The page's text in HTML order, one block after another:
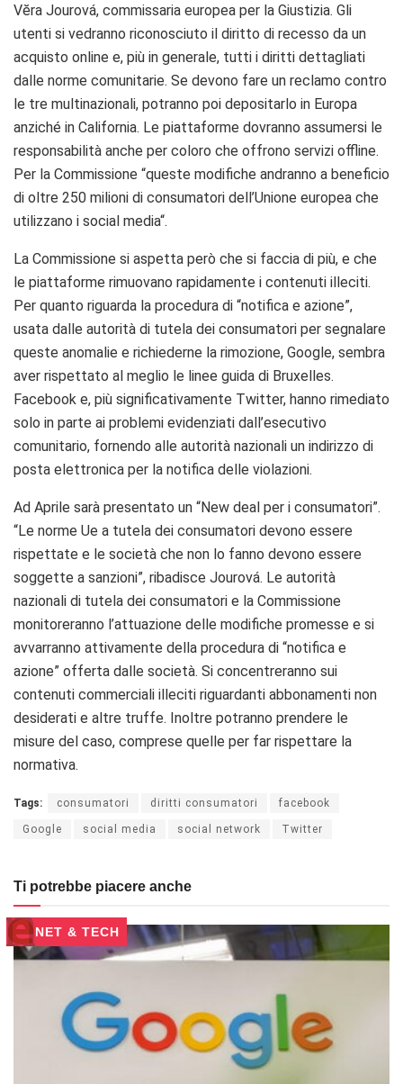
Vĕra Jourová, commissaria europea per la Giustizia. Gli
utenti si vedranno riconosciuto il diritto di recesso da un
acquisto online e, più in generale, tutti i diritti dettagliati
dalle norme comunitarie. Se devono fare un reclamo contro
le tre multinazionali, potranno poi depositarlo in Europa
anziché in California. Le piattaforme dovranno assumersi le
responsabilità anche per coloro che offrono servizi offline.
Per la Commissione “queste modifiche andranno a beneficio
di oltre 250 milioni di consumatori dell’Unione europea che
utilizzano i social media“.
La Commissione si aspetta però che si faccia di più, e che
le piattaforme rimuovano rapidamente i contenuti illeciti.
Per quanto riguarda la procedura di “notifica e azione”,
usata dalle autorità di tutela dei consumatori per segnalare
queste anomalie e richiederne la rimozione, Google, sembra
aver rispettato al meglio le linee guida di Bruxelles.
Facebook e, più significativamente Twitter, hanno rimediato
solo in parte ai problemi evidenziati dall’esecutivo
comunitario, fornendo alle autorità nazionali un indirizzo di
posta elettronica per la notifica delle violazioni.
Ad Aprile sarà presentato un “New deal per i consumatori”.
“Le norme Ue a tutela dei consumatori devono essere
rispettate e le società che non lo fanno devono essere
soggette a sanzioni”, ribadisce Jourová. Le autorità
nazionali di tutela dei consumatori e la Commissione
monitoreranno l’attuazione delle modifiche promesse e si
avvarranno attivamente della procedura di “notifica e
azione” offerta dalle società. Si concentreranno sui
contenuti commerciali illeciti riguardanti abbonamenti non
desiderati e altre truffe. Inoltre potranno prendere le
misure del caso, comprese quelle per far rispettare la
normativa.
Tags: consumatori diritti consumatori facebook
Google social media social network Twitter
Ti potrebbe piacere anche
NET & TECH